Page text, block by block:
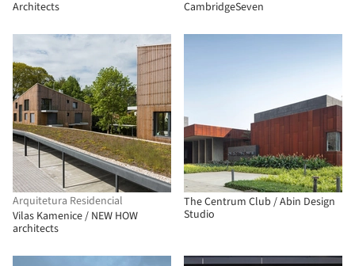
Architects
CambridgeSeven
Arquitetura Residencial
Vilas Kamenice / NEW HOW
architects
The Centrum Club / Abin Design
Studio